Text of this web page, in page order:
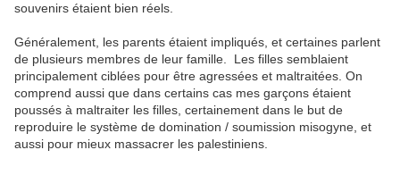
souvenirs étaient bien réels.
Généralement, les parents étaient impliqués, et certaines parlent
de plusieurs membres de leur famille. Les filles semblaient
principalement ciblées pour être agressées et maltraitées. On
comprend aussi que dans certains cas mes garçons étaient
poussés à maltraiter les filles, certainement dans le but de
reproduire le système de domination / soumission misogyne, et
aussi pour mieux massacrer les palestiniens.